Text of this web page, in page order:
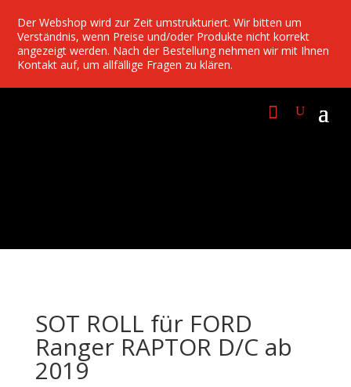
Der Webshop wird zur Zeit umstrukturiert. Wir bitten um
Verständnis, wenn Preise und/oder Produkte nicht korrekt
angezeigt werden. Nach der Bestellung nehmen wir mit Ihnen
Kontakt auf, um allfällige Fragen zu klären.
SOT ROLL für FORD
Ranger RAPTOR D/C ab
2019